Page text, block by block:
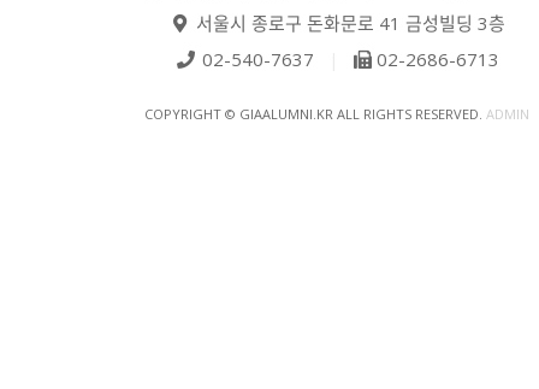
서울시 종로구 돈화문로 41 금성빌딩 3층
02-540-7637
02-2686-6713
COPYRIGHT © GIAALUMNI.KR ALL RIGHTS RESERVED. ADMIN